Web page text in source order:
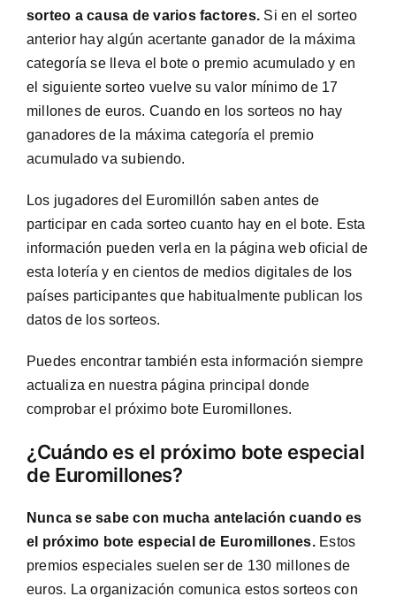
sorteo a causa de varios factores. Si en el sorteo
anterior hay algún acertante ganador de la máxima
categoría se lleva el bote o premio acumulado y en
el siguiente sorteo vuelve su valor mínimo de 17
millones de euros. Cuando en los sorteos no hay
ganadores de la máxima categoría el premio
acumulado va subiendo.
Los jugadores del Euromillón saben antes de
participar en cada sorteo cuanto hay en el bote. Esta
información pueden verla en la página web oficial de
esta lotería y en cientos de medios digitales de los
países participantes que habitualmente publican los
datos de los sorteos.
Puedes encontrar también esta información siempre
actualiza en nuestra página principal donde
comprobar el próximo bote Euromillones.
¿Cuándo es el próximo bote especial
de Euromillones?
Nunca se sabe con mucha antelación cuando es
el próximo bote especial de Euromillones.Estos
premios especiales suelen ser de 130 millones de
euros. La organización comunica estos sorteos con